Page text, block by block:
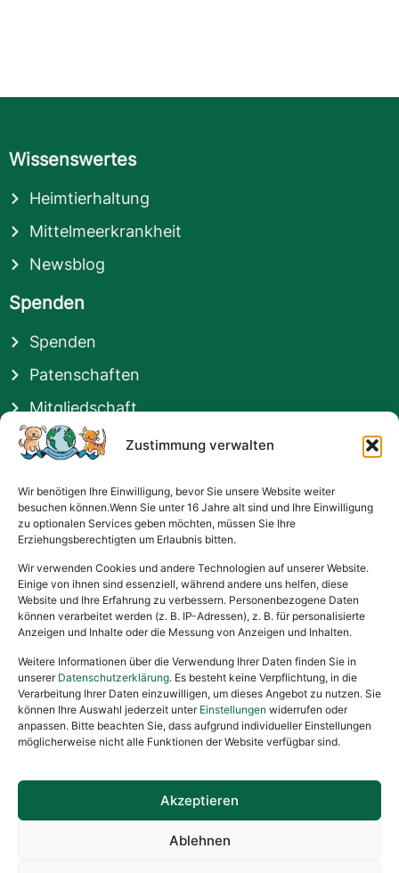
Zustimmung verwalten
Wir benötigen Ihre Einwilligung, bevor Sie unsere Website weiter
besuchen können.Wenn Sie unter 16 Jahre alt sind und Ihre Einwilligung
zu optionalen Services geben möchten, müssen Sie Ihre
Erziehungsberechtigten um Erlaubnis bitten.
Wir verwenden Cookies und andere Technologien auf unserer Website.
Einige von ihnen sind essenziell, während andere uns helfen, diese
Website und Ihre Erfahrung zu verbessern. Personenbezogene Daten
können verarbeitet werden (z. B. IP-Adressen), z. B. für personalisierte
Anzeigen und Inhalte oder die Messung von Anzeigen und Inhalten.
Weitere Informationen über die Verwendung Ihrer Daten finden Sie in
unserer Datenschutzerklärung. Es besteht keine Verpflichtung, in die
Verarbeitung Ihrer Daten einzuwilligen, um dieses Angebot zu nutzen. Sie
können Ihre Auswahl jederzeit unter Einstellungen widerrufen oder
anpassen. Bitte beachten Sie, dass aufgrund individueller Einstellungen
möglicherweise nicht alle Funktionen der Website verfügbar sind.
Akzeptieren
Ablehnen
Wissenswertes
Heimtierhaltung
Mittelmeerkrankheit
Newsblog
Spenden
Spenden
Patenschaften
Mitgliedschaft
Hilfsmöglichkeiten
Rechtliches
Impressum
Datenschutzerklärung
Satzung
Gesponsert von